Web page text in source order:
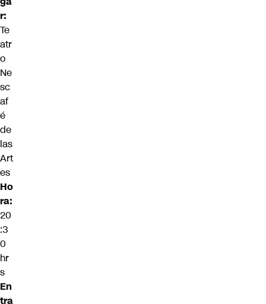
r:
Te
atr
o
Ne
sc
af
é
de
las
Art
es
Ho
ra:
20
:3
0
hr
s
En
tra